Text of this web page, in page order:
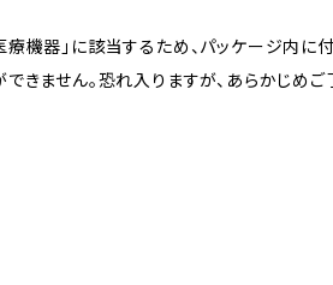
機器」に該当するため、パッケージ内に
きません。恐れ入りますが、あらかじめご